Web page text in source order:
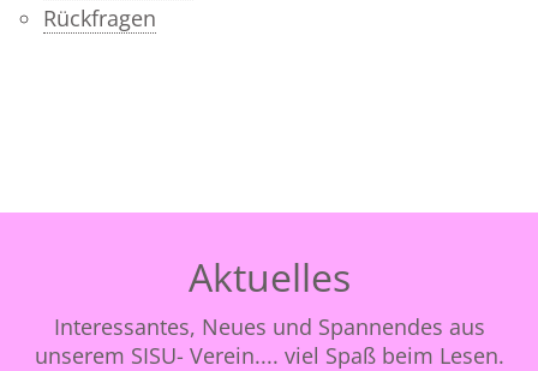
Rückfragen
Aktuelles
Interessantes, Neues und Spannendes aus
unserem SISU- Verein.... viel Spaß beim Lesen.